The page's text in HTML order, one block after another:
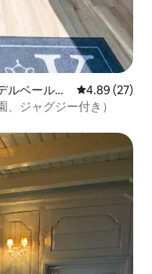
ルベールス
レビュー27
4.89 (27)
ジャグジー付き）